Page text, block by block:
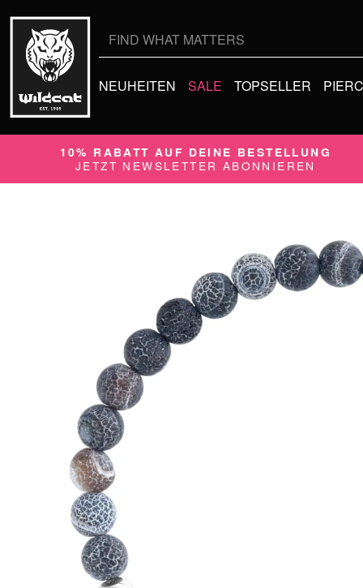
NEUHEITEN SALE TOPSELLER
10% RABATT AUF DEINE BESTELLUNG
JETZT NEWSLETTER ABONNIEREN